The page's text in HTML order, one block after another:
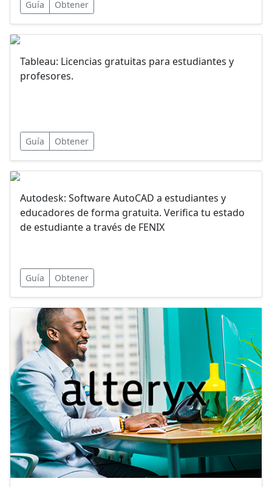
Guía Obtener
Tableau: Licencias gratuitas para estudiantes y
profesores.
Guía Obtener
Autodesk: Software AutoCAD a estudiantes y
educadores de forma gratuita. Verifica tu estado
de estudiante a través de FENIX
Guía Obtener